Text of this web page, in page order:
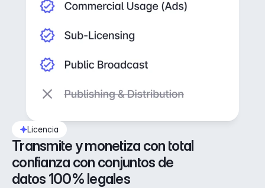
Licencia
Transmite y monetiza con total
confianza con conjuntos de
datos 100% legales